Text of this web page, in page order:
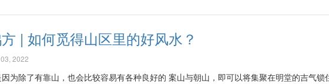
阶层里的领袖，并带领马来西亚的经济趋向繁荣、人人平等、国泰民安、全民和谐共处
的员工，这样容易带来各种负面的风水反效果，如员工健康受损、脾气暴躁、争执不断等
行！ 阿成本身的办公室是在假楼上，由于没有任何窗户，员工们也难以知悉他是否有在
，久而久之他与员工们的关系也不再像以往般打成一片了。 我在根据他以及众员工的八字
比如说南方与北方位摆设能够为大家营造更融洽气氛的相片、装饰品等。由于厕所的门正
| 如何觅得山区里的好风水？
2022
为除了有靠山，也会比较容易有各种良好的 案山与朝山，即可以将集聚在明堂的吉气锁